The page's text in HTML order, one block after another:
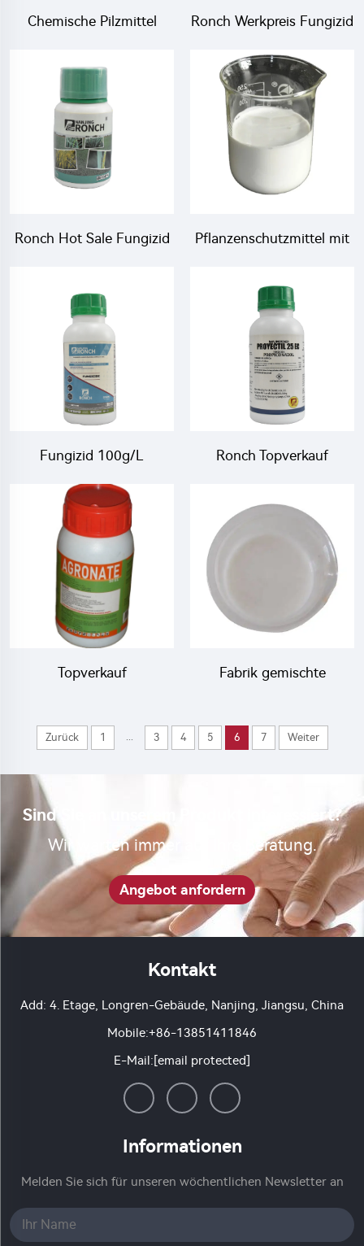
Chemische Pilzmittel
Carbendazim+25g/L
Hexaconazol SC zum
Fabrikpreis
Ronch Werkpreis Fungizid
Ronch Hot Sale Fungizid
Azoxystrobin
Definoconazol 325sc
Pflanzenschutzmittel mit
hochwertiges
Azoxystrobin SC
Fungizid 100g/L
Myclobutanil + 25g/L
Prochloraz EC mit
Fabrikpreis
Ronch Topverkauf
Fungizid Propiconazol
Topverkauf
50% Imazalil EC mit
Fabrikpreis
Fabrik gemischte
25g/L Difenoconazol +
25g/L Fludioxonil +
Zurück 1 ... 3 4 5 6 7 Weiter
Sind Sie an unserem Produkt interessiert?
Wir warten immer auf Ihre Beratung.
Angebot anfordern
Kontakt
Add: 4. Etage, Longren-Gebäude, Nanjing, Jiangsu, China
Mobile:+86-13851411846
E-Mail:[email protected]
Informationen
Melden Sie sich für unseren wöchentlichen Newsletter an